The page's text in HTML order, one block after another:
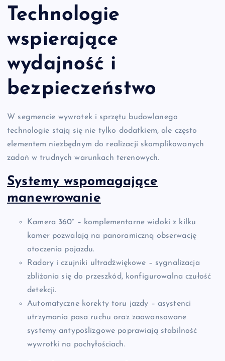
Technologie
wspierające
wydajność i
bezpieczeństwo
W segmencie wywrotek i sprzętu budowlanego
technologie stają się nie tylko dodatkiem, ale często
elementem niezbędnym do realizacji skomplikowanych
zadań w trudnych warunkach terenowych.
Systemy wspomagające
manewrowanie
Kamera 360° – komplementarne widoki z kilku
kamer pozwalają na panoramiczną obserwację
otoczenia pojazdu.
Radary i czujniki ultradźwiękowe – sygnalizacja
zbliżania się do przeszkód, konfigurowalna czułość
detekcji.
Automatyczne korekty toru jazdy – asystenci
utrzymania pasa ruchu oraz zaawansowane
systemy antypoślizgowe poprawiają stabilność
wywrotki na pochyłościach.